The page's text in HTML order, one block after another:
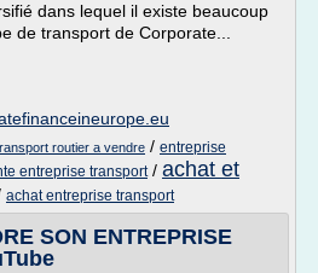
dans lequel il existe beaucoup
de transport de Corporate...
routier a vendre / entreprise
entreprise transport/ achat et
achat entreprise transport
SON ENTREPRISE